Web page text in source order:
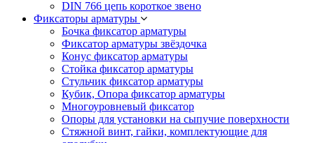
DIN 766 цепь короткое звено
Фиксаторы арматуры
Бочка фиксатор арматуры
Фиксатор арматуры звёздочка
Конус фиксатор арматуры
Стойка фиксатор арматуры
Стульчик фиксатор арматуры
Кубик, Опора фиксатор арматуры
Многоуровневый фиксатор
Опоры для установки на сыпучие поверхности
Стяжной винт, гайки, комплектующие для